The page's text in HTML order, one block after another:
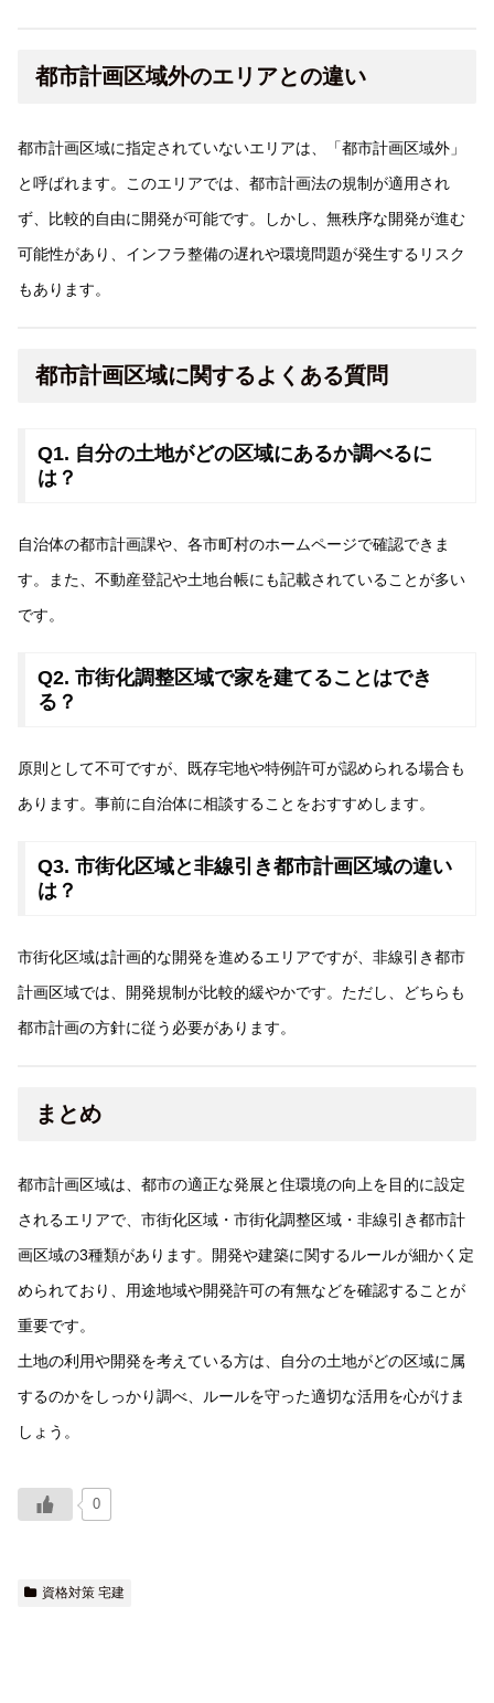
都市計画区域外のエリアとの違い
都市計画区域に指定されていないエリアは、「都市計画区域外」
と呼ばれます。このエリアでは、都市計画法の規制が適用され
ず、比較的自由に開発が可能です。しかし、無秩序な開発が進む
可能性があり、インフラ整備の遅れや環境問題が発生するリスク
もあります。
都市計画区域に関するよくある質問
Q1. 自分の土地がどの区域にあるか調べるに
は？
自治体の都市計画課や、各市町村のホームページで確認できま
す。また、不動産登記や土地台帳にも記載されていることが多い
です。
Q2. 市街化調整区域で家を建てることはでき
る？
原則として不可ですが、既存宅地や特例許可が認められる場合も
あります。事前に自治体に相談することをおすすめします。
Q3. 市街化区域と非線引き都市計画区域の違い
は？
市街化区域は計画的な開発を進めるエリアですが、非線引き都市
計画区域では、開発規制が比較的緩やかです。ただし、どちらも
都市計画の方針に従う必要があります。
まとめ
都市計画区域は、都市の適正な発展と住環境の向上を目的に設定
されるエリアで、市街化区域・市街化調整区域・非線引き都市計
画区域の3種類があります。開発や建築に関するルールが細かく定
められており、用途地域や開発許可の有無などを確認することが
重要です。
土地の利用や開発を考えている方は、自分の土地がどの区域に属
するのかをしっかり調べ、ルールを守った適切な活用を心がけま
しょう。
0
資格対策 宅建